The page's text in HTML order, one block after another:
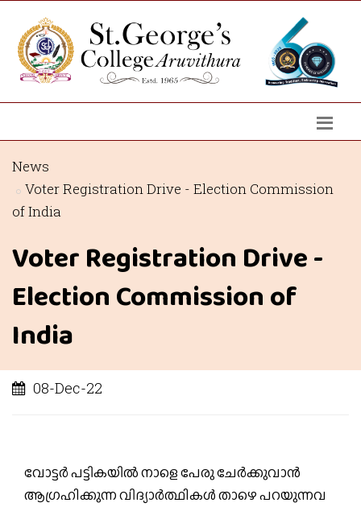
News
Voter Registration Drive - Election Commission
of India
Voter Registration Drive -
Election Commission of
India
08-Dec-22
വോട്ടർ പട്ടികയിൽ നാളെ പേരു ചേർക്കുവാൻ
ആഗ്രഹിക്കുന്ന വിദ്യാർത്ഥികൾ താഴെ പറയുന്നവ